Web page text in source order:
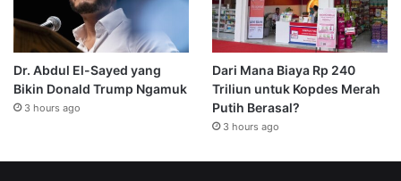
Dr. Abdul El-Sayed yang
Bikin Donald Trump Ngamuk
3 hours ago
Dari Mana Biaya Rp 240
Triliun untuk Kopdes Merah
Putih Berasal?
3 hours ago